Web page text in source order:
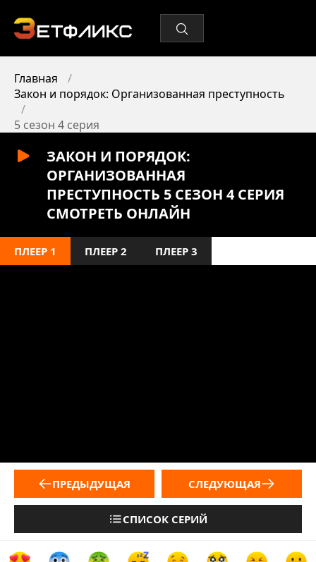
Главная
Закон и порядок: Организованная преступность
5 сезон 4 серия
ЗАКОН И ПОРЯДОК:
ОРГАНИЗОВАННАЯ
ПРЕСТУПНОСТЬ 5 СЕЗОН 4 СЕРИЯ
СМОТРЕТЬ ОНЛАЙН
ПЛЕЕР 1 ПЛЕЕР 2 ПЛЕЕР 3
ПРЕДЫДУЩАЯ
СПИСОК СЕРИЙ
СЛЕДУЮЩАЯ